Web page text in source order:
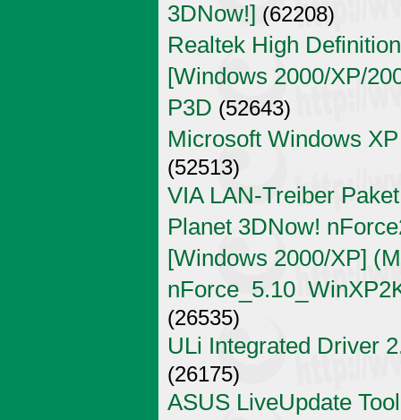
3DNow!] (62208)
Realtek High
[Windows 2000/XP/
P3D (52643)
Microsoft Windows
(52513)
VIA LAN-Treiber
Planet 3DNow!
[Windows 2000/XP]
(26535)
ULi Integrated Driver
(26175)
ASUS LiveUpdate